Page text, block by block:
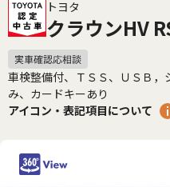
トヨタ
クラウンHV
車検整備付、ＴＳＳ、ＵＳＢ
み、カードキーあり
アイコン・表記項目について